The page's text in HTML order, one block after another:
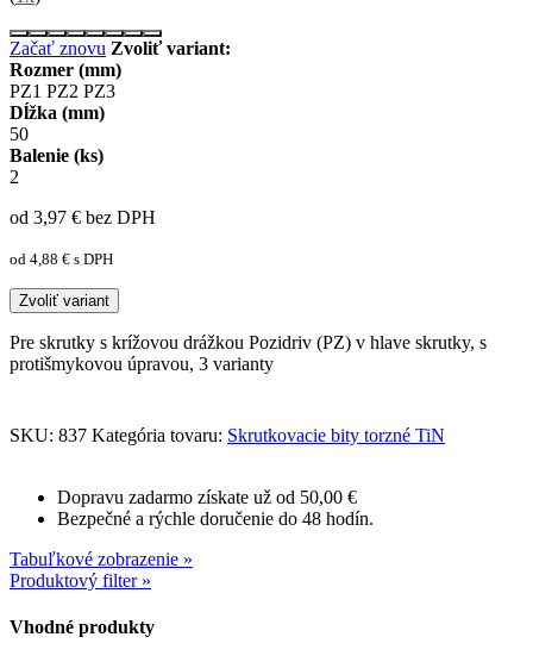
Začať znovu Zvoliť variant:
Rozmer (mm)
PZ1 PZ2 PZ3
Dĺžka (mm)
50
Balenie (ks)
2
od 3,97 € bez DPH
od 4,88 € s DPH
Zvoliť variant
Pre skrutky s krížovou drážkou Pozidriv (PZ) v hlave skrutky, s
protišmykovou úpravou, 3 varianty
SKU: 837 Kategória tovaru: Skrutkovacie bity torzné TiN
Dopravu zadarmo získate už od 50,00 €
Bezpečné a rýchle doručenie do 48 hodín.
Tabuľkové zobrazenie »
Produktový filter »
Vhodné produkty